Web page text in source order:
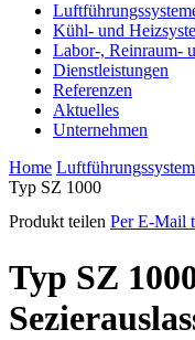
Kühl- und
Labor-, Reinraum-
Dienstleistungen
Referenzen
Aktuelles
Unternehmen
Home
Typ SZ 1000
Produkt teilen Per E-Mail
Typ SZ